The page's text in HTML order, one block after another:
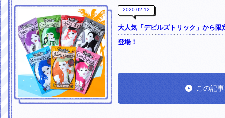
2020.02.12
大人気「デビルズトリック」から
登場！
この記